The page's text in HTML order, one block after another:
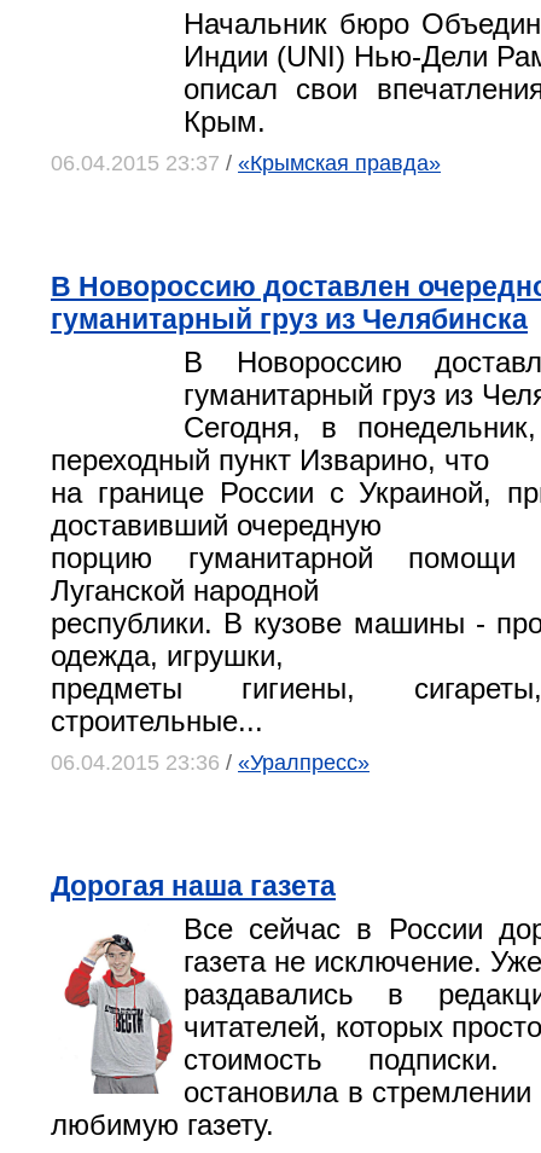
Начальник бюро
Индии (UNI) Нью-Дели
описал свои
Крым.
06.04.2015 23:37 / «Крымская правда»
В Новороссию доставлен
гуманитарный груз из Челябинска
В Новороссию
гуманитарный груз из
Сегодня, в
переходный пункт Изварино, что
на границе России с Украиной,
доставивший очередную
порцию гуманитарной
Луганской народной
республики. В кузове машины -
одежда, игрушки,
предметы гигиены,
строительные...
06.04.2015 23:36 / «Уралпресс»
Дорогая наша газета
Все сейчас в России
газета не исключение. Уже
раздавались в
читателей, которых
стоимость
остановила в стремлении
любимую газету.